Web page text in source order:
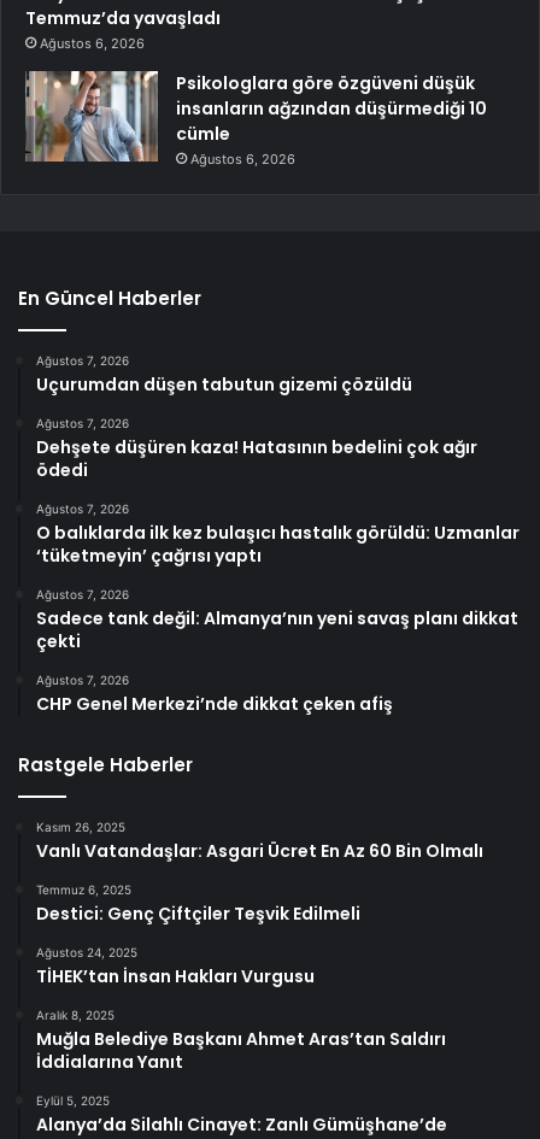
Temmuz’da yavaşladı
Ağustos 6, 2026
Psikologlara göre özgüveni düşük
insanların ağzından düşürmediği 10
cümle
Ağustos 6, 2026
En Güncel Haberler
Ağustos 7, 2026
Uçurumdan düşen tabutun gizemi çözüldü
Ağustos 7, 2026
Dehşete düşüren kaza! Hatasının bedelini çok ağır
ödedi
Ağustos 7, 2026
O balıklarda ilk kez bulaşıcı hastalık görüldü: Uzmanlar
‘tüketmeyin’ çağrısı yaptı
Ağustos 7, 2026
Sadece tank değil: Almanya’nın yeni savaş planı dikkat
çekti
Ağustos 7, 2026
CHP Genel Merkezi’nde dikkat çeken afiş
Rastgele Haberler
Kasım 26, 2025
Vanlı Vatandaşlar: Asgari Ücret En Az 60 Bin Olmalı
Temmuz 6, 2025
Destici: Genç Çiftçiler Teşvik Edilmeli
Ağustos 24, 2025
TİHEK’tan İnsan Hakları Vurgusu
Aralık 8, 2025
Muğla Belediye Başkanı Ahmet Aras’tan Saldırı
İddialarına Yanıt
Eylül 5, 2025
Alanya’da Silahlı Cinayet: Zanlı Gümüşhane’de